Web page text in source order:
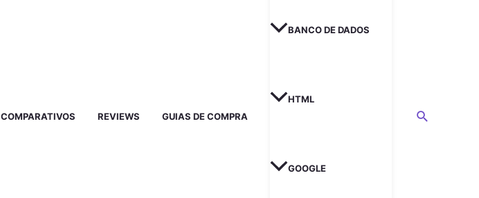
COMPARATIVOS REVIEWS GUIAS DE COMPRA
BANCO DE DADOS
HTML
GOOGLE